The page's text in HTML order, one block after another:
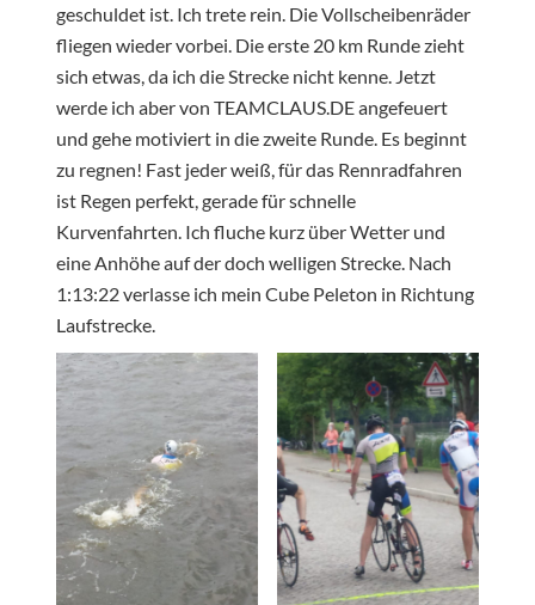
geschuldet ist. Ich trete rein. Die Vollscheibenräder
fliegen wieder vorbei. Die erste 20 km Runde zieht
sich etwas, da ich die Strecke nicht kenne. Jetzt
werde ich aber von TEAMCLAUS.DE angefeuert
und gehe motiviert in die zweite Runde. Es beginnt
zu regnen! Fast jeder weiß, für das Rennradfahren
ist Regen perfekt, gerade für schnelle
Kurvenfahrten. Ich fluche kurz über Wetter und
eine Anhöhe auf der doch welligen Strecke. Nach
1:13:22 verlasse ich mein Cube Peleton in Richtung
Laufstrecke.